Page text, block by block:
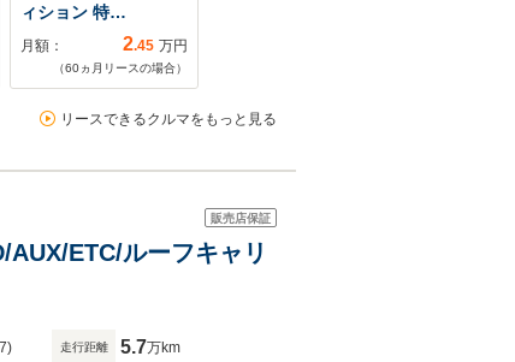
ィション 特…
月額： 2.45 万円
（60ヵ月リースの場合）
リースできるクルマをもっと見る
販売店保証
ETC/ルーフキャリ
走行距離 5.7万km